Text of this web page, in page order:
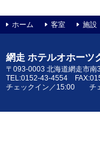
ホーム 客室 施設
網走 ホテルオホーツ
〒093-0003 北海道網走市南
TEL:0152-43-4554
チェックイン／15:00 チ